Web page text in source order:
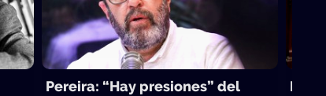
Pereira: “Hay presiones” del
La